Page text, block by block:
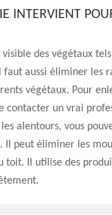
INTERVIENT
des végétaux tels
aussi éliminer les
végétaux. Pour
contacter un vrai
alentours, vous
peut éliminer les
toit. Il utilise des